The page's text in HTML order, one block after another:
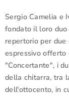
Sergio Camelia e
fondato il loro
repertorio per
espressivo offerto
"Concertante", i
della chitarra, tra
dell'ottocento, in